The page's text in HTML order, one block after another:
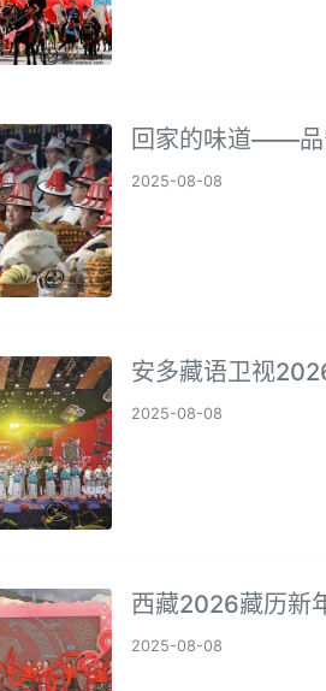
回家的味道 ——品
2025-08-08
安多藏语卫视
2025-08-08
西藏2026藏历新
2025-08-08